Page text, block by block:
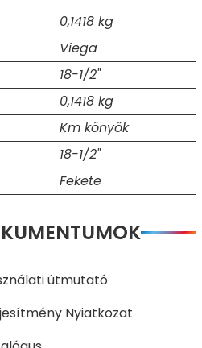
0,1418 kg
Viega
18-1/2"
0,1418 kg
Km könyök
18-1/2"
Fekete
útmutató
Nyiatkozat